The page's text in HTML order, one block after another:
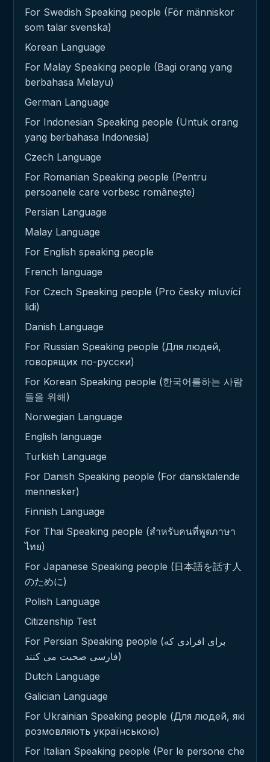
For Swedish Speaking people (För människor
som talar svenska)
Korean Language
For Malay Speaking people (Bagi orang yang
berbahasa Melayu)
German Language
For Indonesian Speaking people (Untuk orang
yang berbahasa Indonesia)
Czech Language
For Romanian Speaking people (Pentru
persoanele care vorbesc românește)
Persian Language
Malay Language
For English speaking people
French language
For Czech Speaking people (Pro česky mluvící
lidi)
Danish Language
For Russian Speaking people (Для людей,
говорящих по-русски)
For Korean Speaking people (한국어를하는 사람
들을 위해)
Norwegian Language
English language
Turkish Language
For Danish Speaking people (For dansktalende
mennesker)
Finnish Language
For Thai Speaking people (สำหรับคนที่พูดภาษา
ไทย)
For Japanese Speaking people (日本語を話す人
のために)
Polish Language
Citizenship Test
For Persian Speaking people (برای افرادی که
فارسی صحبت می کنند)
Dutch Language
Galician Language
For Ukrainian Speaking people (Для людей, які
розмовляють українською)
For Italian Speaking people (Per le persone che